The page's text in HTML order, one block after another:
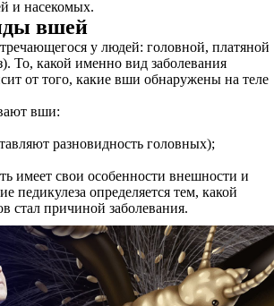
и насекомых.
вшей
у людей: головной, платяной
То, какой именно вид заболевания
от того, какие вши обнаружены на теле
вши:
разновидность головных);
имеет свои особенности внешности и
педикулеза определяется тем, какой
стал причиной заболевания.